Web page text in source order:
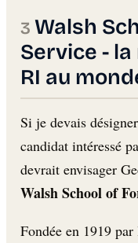
Walsh
Service -
RI au
Si je devais
candidat intéressé
devrait envisager
Walsh School of
Fondée en 1919